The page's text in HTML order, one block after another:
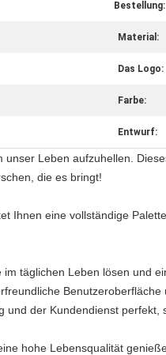
Bestellung:
Material:
Das Logo:
Farbe:
Entwurf:
Leben aufzuhellen.
die es bringt!
Ihnen eine vollständige
täglichen Leben lösen und
der Kundendienst perfekt,
hohe Lebensqualität